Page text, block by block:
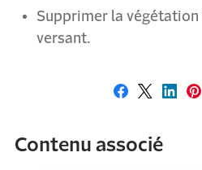
Supprimer la végétation
versant.
Partager
Contenu associé